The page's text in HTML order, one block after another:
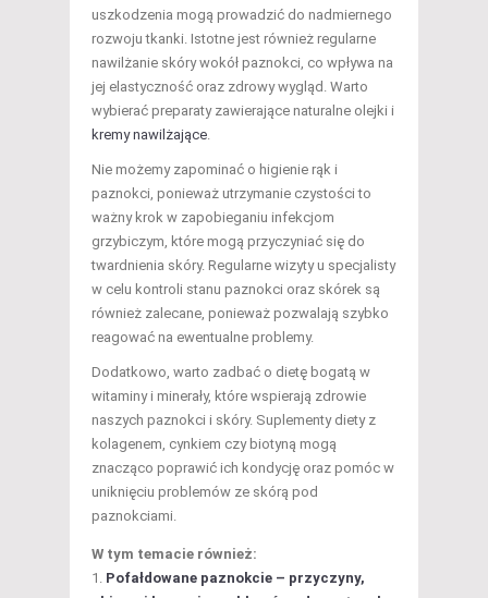
uszkodzenia mogą prowadzić do nadmiernego
rozwoju tkanki. Istotne jest również regularne
nawilżanie skóry wokół paznokci, co wpływa na
jej elastyczność oraz zdrowy wygląd. Warto
wybierać preparaty zawierające naturalne olejki i
kremy nawilżające
Nie możemy zapominać o higienie rąk i
paznokci, ponieważ utrzymanie czystości to
ważny krok w zapobieganiu infekcjom
grzybiczym, które mogą przyczyniać się do
twardnienia skóry. Regularne wizyty u specjalisty
w celu kontroli stanu paznokci oraz skórek są
również zalecane, ponieważ pozwalają szybko
reagować na ewentualne problemy.
Dodatkowo, warto zadbać o dietę bogatą w
witaminy i minerały, które wspierają zdrowie
naszych paznokci i skóry. Suplementy diety z
kolagenem, cynkiem czy biotyną mogą
znacząco poprawić ich kondycję oraz pomóc w
uniknięciu problemów ze skórą pod
paznokciami.
W tym temacie również:
Pofałdowane paznokcie – przyczyny,